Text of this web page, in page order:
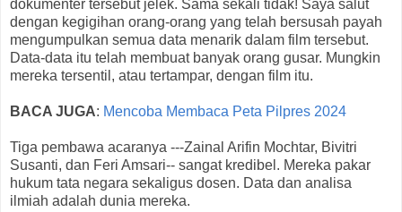
dokumenter tersebut jelek. Sama sekali tidak! Saya salut
dengan kegigihan orang-orang yang telah bersusah payah
mengumpulkan semua data menarik dalam film tersebut.
Data-data itu telah membuat banyak orang gusar. Mungkin
mereka tersentil, atau tertampar, dengan film itu.
BACA JUGA: Mencoba Membaca Peta Pilpres 2024
Tiga pembawa acaranya ---Zainal Arifin Mochtar, Bivitri
Susanti, dan Feri Amsari-- sangat kredibel. Mereka pakar
hukum tata negara sekaligus dosen. Data dan analisa
ilmiah adalah dunia mereka.